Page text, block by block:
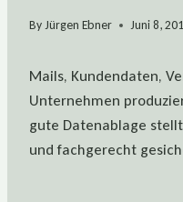
ByJürgen Ebner Juni 8,
Mails, Kundendaten,
Unternehmen
gute Datenablage
und fachgerecht